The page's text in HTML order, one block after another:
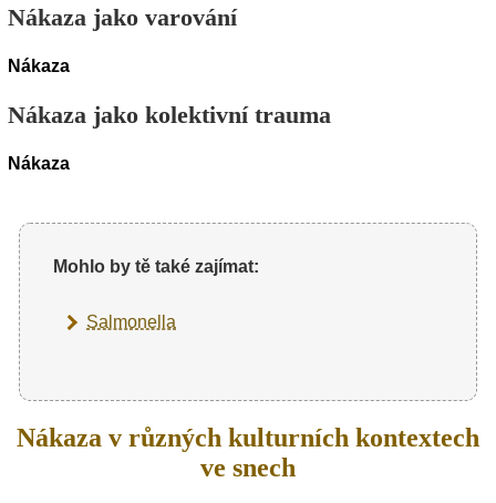
Nákaza jako varování
Nákaza
Nákaza jako kolektivní trauma
Nákaza
Mohlo by tě také zajímat:
Salmonella
Nákaza v různých kulturních kontextech
ve snech